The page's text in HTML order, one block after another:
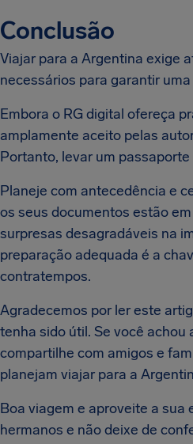
Conclusão
Viajar para a Argentina exige
necessários para garantir
Embora o RG digital ofereça
amplamente aceito pelas
Portanto, levar um
Planeje com antecedência e
os seus documentos estão
surpresas desagradáveis na
preparação adequada é a
contratempos.
Agradecemos por ler este
tenha sido útil. Se você achou
compartilhe com amigos e
planejam viajar para a
Boa viagem e aproveite a sua
hermanos e não deixe de